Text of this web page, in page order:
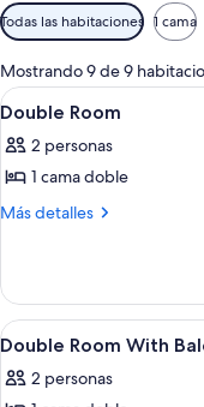
Filtros
disponibles
para
las
habitaciones
Todas las habitaciones 1 cama
Mostrando 9 de 9
Ver
todas
las
fotos
de
5
Double Room
2 personas
1 cama doble
Más detalles
Más
Room
Ver
todas
las
7
Double Room With
2 personas